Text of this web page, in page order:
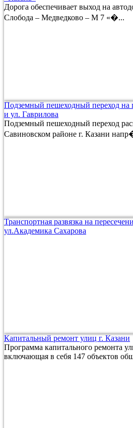
Дорога обеспечивает выход на
Слобода – Медведково – М 7 «�...
Подземный пешеходный переход на
и ул. Гаврилова
Подземный пешеходный переход
Савиновском районе г. Казани
Транспортная развязка на
ул.Академика Сахарова
Капитальный ремонт улиц г. Казани
Программа капитального ремонта
включающая в себя 147 объектов